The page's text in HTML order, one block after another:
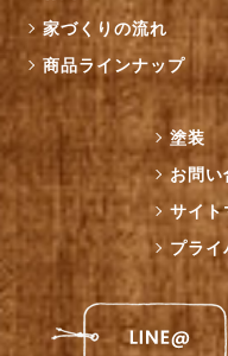
家づくりの流れ
商品ラインナップ
塗装
お問い
サイト
プライ